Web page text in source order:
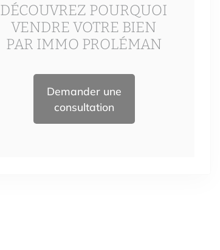
DÉCOUVREZ POURQUOI
VENDRE VOTRE BIEN
PAR IMMO PROLÉMAN
Demander une
consultation